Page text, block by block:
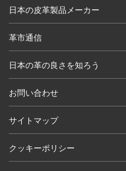
日本の皮革製品メーカー
革市通信
日本の革の良さを知ろう
お問い合わせ
サイトマップ
クッキーポリシー